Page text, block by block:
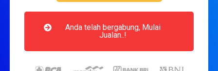
Anda telah bergabung, Mulai
Jualan..!